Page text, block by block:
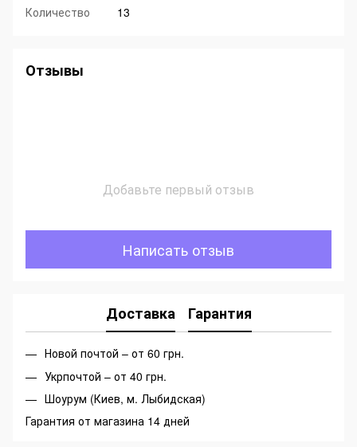
Количество
13
Отзывы
Добавьте первый отзыв
Написать отзыв
Доставка Гарантия
Новой почтой – от 60 грн.
Укрпочтой – от 40 грн.
Шоурум (Киев, м. Лыбидская)
Гарантия от магазина 14 дней